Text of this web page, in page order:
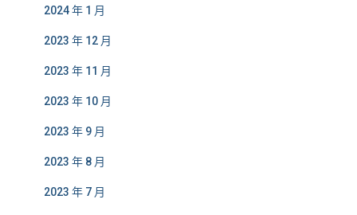
2024 年 1 月
2023 年 12 月
2023 年 11 月
2023 年 10 月
2023 年 9 月
2023 年 8 月
2023 年 7 月